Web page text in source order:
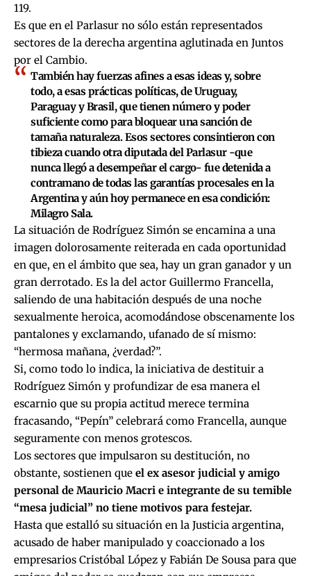
119.
Es que en el Parlasur no sólo están representados
sectores de la derecha argentina aglutinada en Juntos
por el Cambio.
También hay fuerzas afines a esas ideas y, sobre
todo, a esas prácticas políticas, de Uruguay,
Paraguay y Brasil, que tienen número y poder
suficiente como para bloquear una sanción de
tamaña naturaleza. Esos sectores consintieron con
tibieza cuando otra diputada del Parlasur -que
nunca llegó a desempeñar el cargo- fue detenida a
contramano de todas las garantías procesales en la
Argentina y aún hoy permanece en esa condición:
Milagro Sala.
La situación de Rodríguez Simón se encamina a una
imagen dolorosamente reiterada en cada oportunidad
en que, en el ámbito que sea, hay un gran ganador y un
gran derrotado. Es la del actor Guillermo Francella,
saliendo de una habitación después de una noche
sexualmente heroica, acomodándose obscenamente los
pantalones y exclamando, ufanado de sí mismo:
“hermosa mañana, ¿verdad?”.
Si, como todo lo indica, la iniciativa de destituir a
Rodríguez Simón y profundizar de esa manera el
escarnio que su propia actitud merece termina
fracasando, “Pepín” celebrará como Francella, aunque
seguramente con menos grotescos.
Los sectores que impulsaron su destitución, no
obstante, sostienen que el ex asesor judicial y amigo
personal de Mauricio Macri e integrante de su temible
“mesa judicial” no tiene motivos para festejar.
Hasta que estalló su situación en la Justicia argentina,
acusado de haber manipulado y coaccionado a los
empresarios Cristóbal López y Fabián De Sousa para que